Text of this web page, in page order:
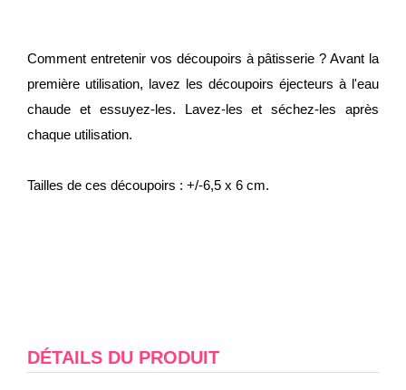
Comment entretenir vos découpoirs à pâtisserie ? Avant la
première utilisation, lavez les découpoirs éjecteurs à l'eau
chaude et essuyez-les. Lavez-les et séchez-les après
chaque utilisation.
Tailles de ces découpoirs : +/-6,5 x 6 cm.
DÉTAILS DU PRODUIT